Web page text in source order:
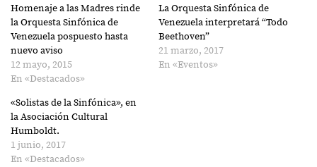
Homenaje a las Madres rinde
la Orquesta Sinfónica de
Venezuela pospuesto hasta
nuevo aviso
12 mayo, 2015
En «Destacados»
La Orquesta Sinfónica de
Venezuela interpretará “Todo
Beethoven”
21 marzo, 2017
En «Eventos»
«Solistas de la Sinfónica», en
la Asociación Cultural
Humboldt.
1 junio, 2017
En «Destacados»